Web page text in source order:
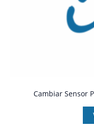
Cambiar Sensor